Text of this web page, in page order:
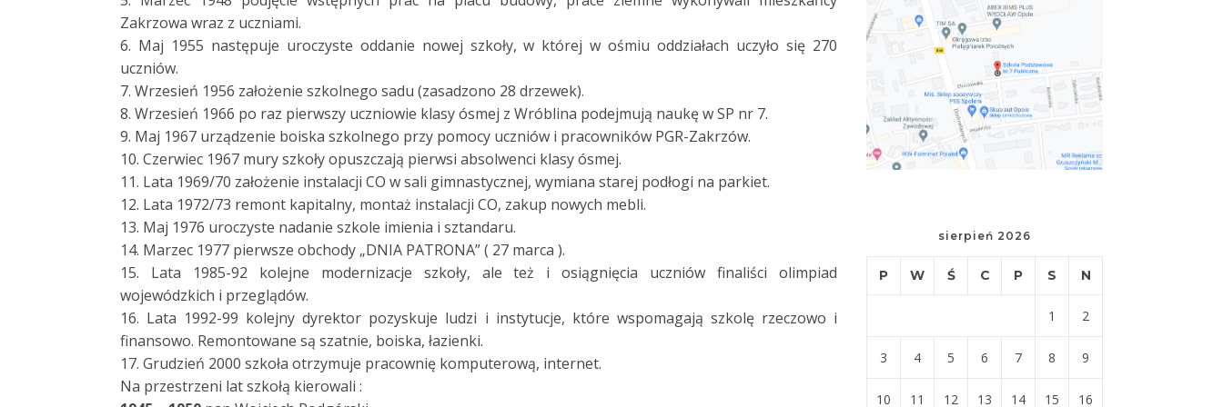
Zakrzowa wraz z uczniami.
6. Maj 1955 następuje uroczyste oddanie nowej szkoły, w której w ośmiu oddziałach uczyło się 270
uczniów.
7. Wrzesień 1956 założenie szkolnego sadu (zasadzono 28 drzewek).
8. Wrzesień 1966 po raz pierwszy uczniowie klasy ósmej z Wróblina podejmują naukę w SP nr 7.
9. Maj 1967 urządzenie boiska szkolnego przy pomocy uczniów i pracowników PGR-Zakrzów.
10. Czerwiec 1967 mury szkoły opuszczają pierwsi absolwenci klasy ósmej.
11. Lata 1969/70 założenie instalacji CO w sali gimnastycznej, wymiana starej podłogi na parkiet.
12. Lata 1972/73 remont kapitalny, montaż instalacji CO, zakup nowych mebli.
13. Maj 1976 uroczyste nadanie szkole imienia i sztandaru.
14. Marzec 1977 pierwsze obchody „DNIA PATRONA” ( 27 marca ).
15. Lata 1985-92 kolejne modernizacje szkoły, ale też i osiągnięcia uczniów finaliści olimpiad
wojewódzkich i przeglądów.
16. Lata 1992-99 kolejny dyrektor pozyskuje ludzi i instytucje, które wspomagają szkolę rzeczowo i
finansowo. Remontowane są szatnie, boiska, łazienki.
17. Grudzień 2000 szkoła otrzymuje pracownię komputerową, internet.
Na przestrzeni lat szkołą kierowali :
sierpień 2026
P W Ś C P S N
1 2
3 4 5 6 7 8 9
10 11 12 13 14 15 16